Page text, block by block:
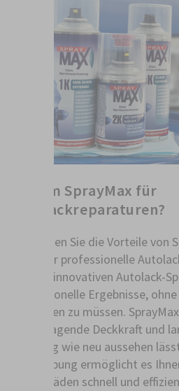
Warum SprayMax für
Autolackreparaturen?
Entdecken Sie die Vorteile von
Spray für professionelle
unserer innovativen Autolack-
professionelle Ergebnisse,
aufsuchen zu müssen.
herausragende Deckkraft und
Fahrzeug wie neu aussehen
Handhabung ermöglicht es
Lackschäden schnell und